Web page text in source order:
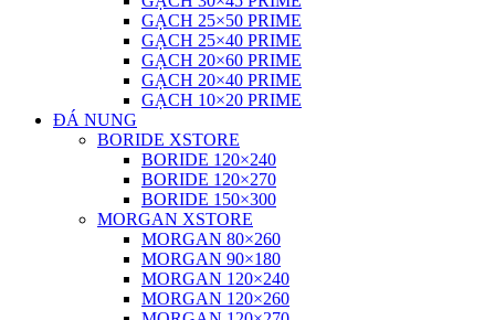
GẠCH 25×50 PRIME
GẠCH 25×40 PRIME
GẠCH 20×60 PRIME
GẠCH 20×40 PRIME
GẠCH 10×20 PRIME
ĐÁ NUNG
BORIDE XSTORE
BORIDE 120×240
BORIDE 120×270
BORIDE 150×300
MORGAN XSTORE
MORGAN 80×260
MORGAN 90×180
MORGAN 120×240
MORGAN 120×260